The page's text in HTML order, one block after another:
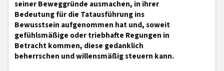
seiner Beweggründe ausmachen, in ihrer
Bedeutung für die Tatausführung ins
Bewusstsein aufgenommen hat und, soweit
gefühlsmäßige oder triebhafte Regungen in
Betracht kommen, diese gedanklich
beherrschen und willensmäßig steuern kann.